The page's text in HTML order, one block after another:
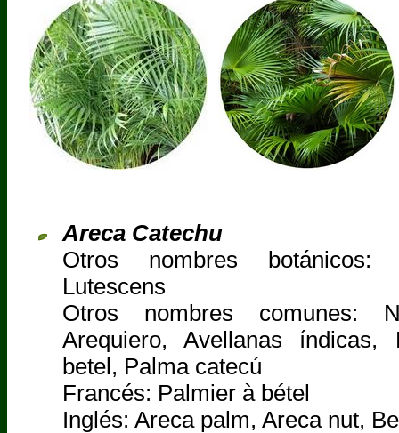
Areca Catechu
Otros nombres botánicos:
Lutescens
Otros nombres comunes:
Arequiero, Avellanas índicas,
betel, Palma catecú
Francés: Palmier à bétel
Inglés: Areca palm, Areca nut,